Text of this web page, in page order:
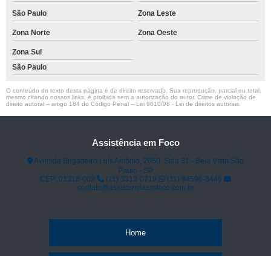
São Paulo Zona Leste
Zona Norte Zona Oeste
Zona Sul
São Paulo
O conteúdo do texto desta página é de direito reservado. Sua reprodução, parcial ou total,
mesmo citando nossos links, é proibida sem a autorização do autor. Crime de violação de
direito autoral – artigo 184 do Código Penal – Lei 9610/98 - Lei de direitos autorais
Assistência em Foco
Avenida Brigadeiro Luís Antônio, 2050, Sala 31 - Bela Vista São
Paulo - SP
CEP: 01318-002
(11) 3313-0719
(11) 94596-3446
contato@assistenciaemfoco.com.br
Home